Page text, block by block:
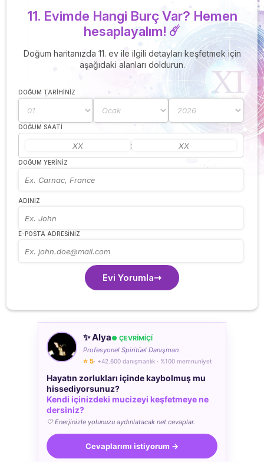
11. Evimde Hangi Burç Var? Hemen
hesaplayalım! ☄️
Doğum haritanızda 11. ev ile ilgili detayları keşfetmek için
aşağıdaki alanları doldurun.
DOĞUM TARIHINIZ
DOĞUM SAATI
:
DOĞUM YERINIZ
ADINIZ
E-POSTA ADRESINIZ
Evi Yorumla
✨ Alya● ÇEVRÍMÍÇÍ
Profesyonel Spiritüel Danışman
⭐ 5· +42.600 danışmanlık · %100 memnuniyet
Hayatın zorlukları içinde kaybolmuş mu
hissediyorsunuz?
Kendi içinizdeki mucizeyi keşfetmeye ne
dersiniz?
🤍 Enerjinizle yolunuzu aydınlatacak net cevaplar.
Cevaplarımı istiyorum →